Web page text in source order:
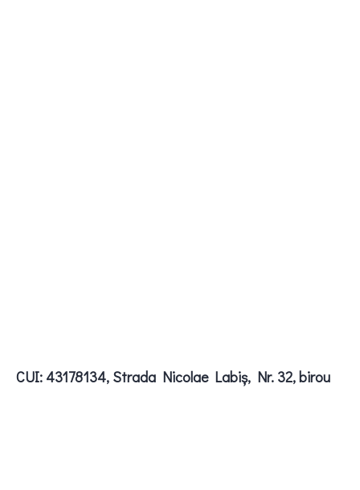
CUI: 43178134, Strada Nicolae Labiș, Nr. 32, birou